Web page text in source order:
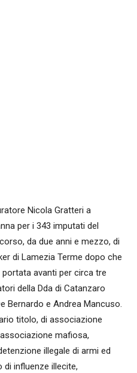
Nicola Gratteri a
per i 343 imputati del
da due anni e mezzo, di
di Lamezia Terme dopo che
avanti per circa tre
della Dda di Catanzaro
Bernardo e Andrea Mancuso.
titolo, di associazione
mafiosa,
illegale di armi ed
influenze illecite,